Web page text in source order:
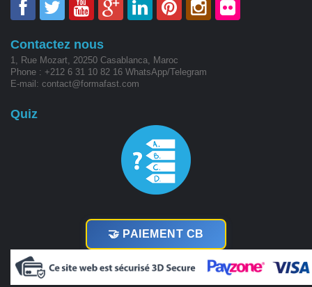
Contactez nous
1, Rue Mozart, 20250 Casablanca, Maroc
Phone : +212 6 31 10 82 16 WhatsApp/Telegram
E-mail: contact@formafast.com
Quiz
🤝 PAIEMENT CB